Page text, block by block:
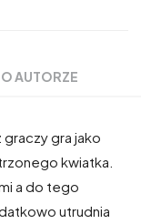
O AUTORZE
gra jako
kwiatka.
a do tego
utrudnia